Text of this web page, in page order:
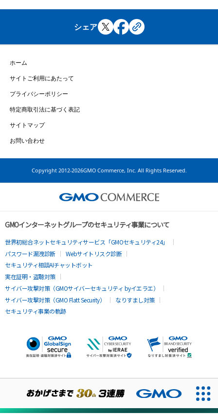
シェア
ホーム
サイトご利用にあたって
プライバシーポリシー
特定商取引法に基づく表記
サイトマップ
お問い合わせ
Copyright 2012-2026GMO Commerce, Inc. All Rights Reserved.
GMOインターネットグループのセキュリティ事業について
世界初総合ネットセキュリティサービス「GMOセキュリティ24」
パスワード漏洩診断
Webサイトリスク診断
セキュリティ相談AIチャットボット
実在証明・盗聴対策
サイバー攻撃対策（GMOサイバーセキュリティ byイエラエ）
サイバー攻撃対策（GMO Flatt Security）
なりすまし対策
セキュリティ事業の軌跡